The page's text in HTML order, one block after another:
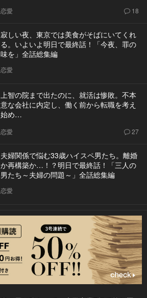
恋愛 18
寂しい夜、東京では美食がそばにいてくれ
る。いよいよ明日で最終話！「今夜、罪の
味を」全話総集編
恋愛
上智の院まで出たのに、就活は惨敗。不本
意な会社に内定し、働く前から転職を考え
始め…
恋愛 27
夫婦関係で悩む33歳ハイスペ男たち。離婚
か再構築か…！？明日で最終話！「三人の
男たち～夫婦の問題～」全話総集編
恋愛